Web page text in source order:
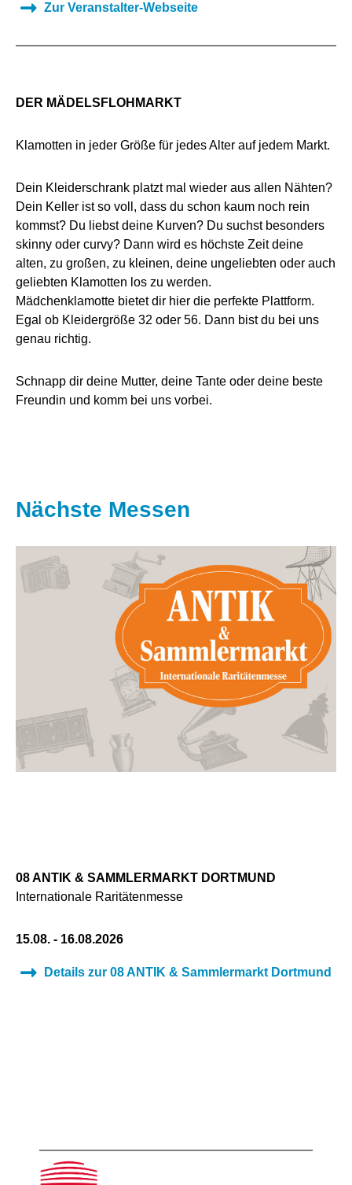
Zur Veranstalter-Webseite
DER MÄDELSFLOHMARKT
Klamotten in jeder Größe für jedes Alter auf jedem Markt.
Dein Kleiderschrank platzt mal wieder aus allen Nähten?
Dein Keller ist so voll, dass du schon kaum noch rein
kommst? Du liebst deine Kurven? Du suchst besonders
skinny oder curvy? Dann wird es höchste Zeit deine
alten, zu großen, zu kleinen, deine ungeliebten oder auch
geliebten Klamotten los zu werden.
Mädchenklamotte bietet dir hier die perfekte Plattform.
Egal ob Kleidergröße 32 oder 56. Dann bist du bei uns
genau richtig.
Schnapp dir deine Mutter, deine Tante oder deine beste
Freundin und komm bei uns vorbei.
Nächste Messen
08 ANTIK & SAMMLERMARKT DORTMUND
Internationale Raritätenmesse
15.08. - 16.08.2026
Details zur 08 ANTIK & Sammlermarkt Dortmund